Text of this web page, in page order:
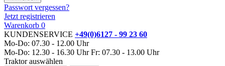
Passwort vergessen?
Jetzt registrieren
Warenkorb 0
KUNDENSERVICE +49(0)6127 - 99 23 60
Mo-Do: 07.30 - 12.00 Uhr
Mo-Do: 12.30 - 16.30 Uhr Fr: 07.30 - 13.00 Uhr
Traktor auswählen